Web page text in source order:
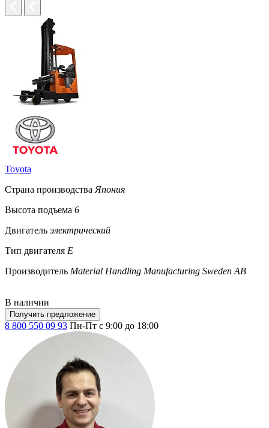
Toyota
Страна производства Япония
Высота подъема 6
Двигатель электрический
Тип двигателя E
Производитель Material Handling Manufacturing Sweden AB
В наличии
Получить предложение
8 800 550 09 93 Пн-Пт с 9:00 до 18:00